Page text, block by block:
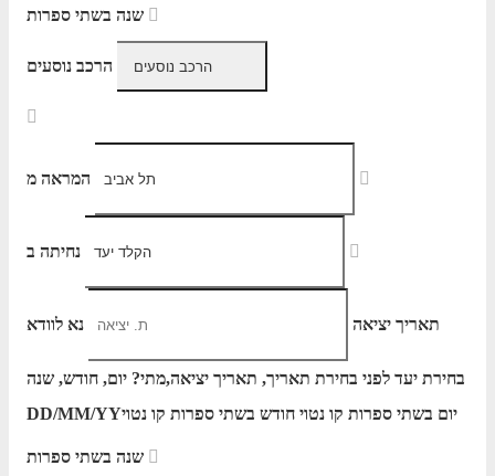
הרכב נוסעים
המראה מ
נחיתה ב
תאריך יציאה נא לוודא
בחירת יעד לפני בחירת תאריך, תאריך יציאה,מתי? יום, חודש, שנה
DD/MM/YYיום בשתי ספרות קו נטוי חודש בשתי ספרות קו נטוי